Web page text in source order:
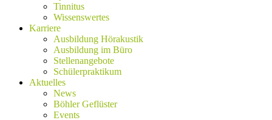
Tinnitus
Wissenswertes
Karriere
Ausbildung Hörakustik
Ausbildung im Büro
Stellenangebote
Schülerpraktikum
Aktuelles
News
Böhler Geflüster
Events